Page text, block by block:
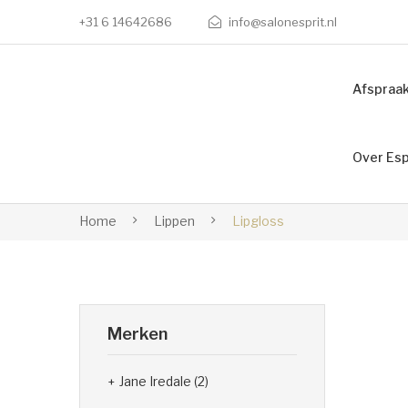
+31 6 14642686 info@salonesprit.nl
Over
Home Lippen Lipgloss
Merken
Jane Iredale (2)